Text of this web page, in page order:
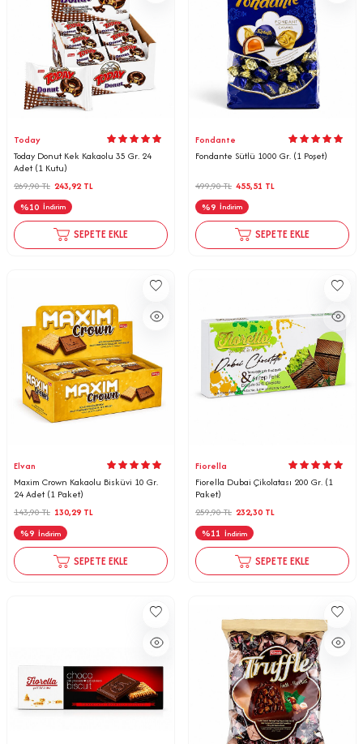
Today
Today Donut Kek Kakaolu 35 Gr. 24
Adet (1 Kutu)
269,90TL 243,92 TL
%10 İndirim
SEPETE EKLE
Fondante
Fondante Sütlü 1000 Gr. (1 Poşet)
499,90TL 455,51 TL
%9 İndirim
SEPETE EKLE
Elvan
Maxim Crown Kakaolu Bisküvi 10 Gr.
24 Adet (1 Paket)
143,90TL 130,29 TL
%9 İndirim
SEPETE EKLE
Fiorella
Fiorella Dubai Çikolatası 200 Gr. (1
Paket)
259,90TL 232,30 TL
%11 İndirim
SEPETE EKLE